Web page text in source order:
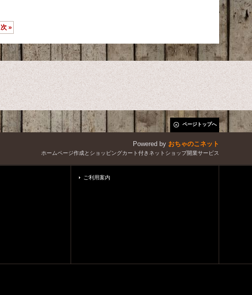
次 »
ページトップへ
Powered by おちゃのこネット
ホームページ作成とショッピングカート付きネットショップ開業サービス
ご利用案内